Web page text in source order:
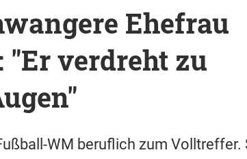
Ehefrau
verdreht zu
WM beruflich zum Volltreffer.